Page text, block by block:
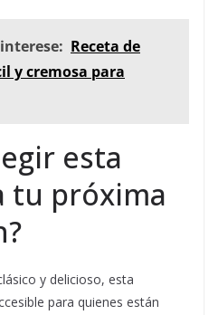
Receta de
y cremosa para
esta
tu próxima
y delicioso, esta
para quienes están